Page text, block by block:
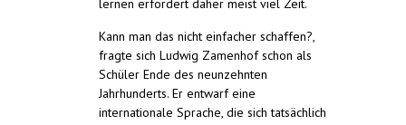
lernen erfordert daher meist viel Zeit.
Kann man das nicht einfacher schaffen?,
fragte sich Ludwig Zamenhof schon als
Schüler Ende des neunzehnten
Jahrhunderts. Er entwarf eine
internationale Sprache, die sich tatsächlich